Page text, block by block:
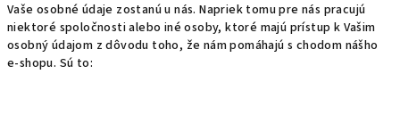
Vaše osobné údaje zostanú u nás. Napriek tomu pre nás pracujú
niektoré spoločnosti alebo iné osoby, ktoré majú prístup k Vašim
osobný údajom z dôvodu toho, že nám pomáhajú s chodom nášho
e-shopu. Sú to: